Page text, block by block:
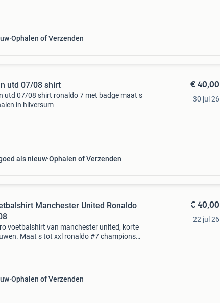
Ophalen of Verzenden
utd 07/08 shirt
utd 07/08 shirt ronaldo 7 met badge maat s
in hilversum
als nieuw Ophalen of Verzenden
€ 40,00
30 jul 26
Manchester United Ronaldo
voetbalshirt van manchester united, korte
Maat s tot xxl ronaldo #7 champions
Ophalen of Verzenden
€ 40,00
22 jul 26